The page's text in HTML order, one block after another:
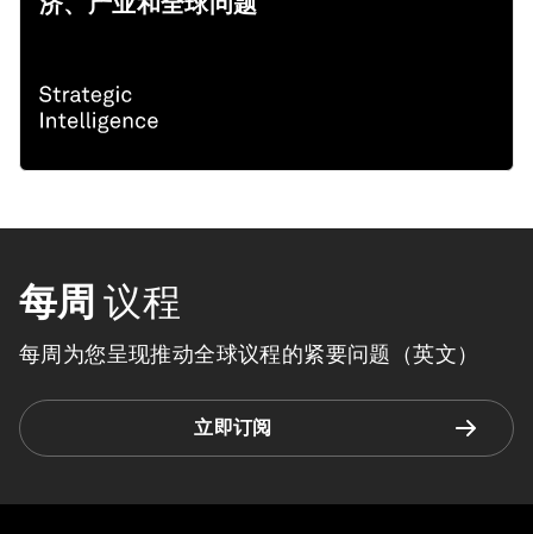
每周 议程
每周为您呈现推动全球议程的紧要问题（英文）
立即订阅